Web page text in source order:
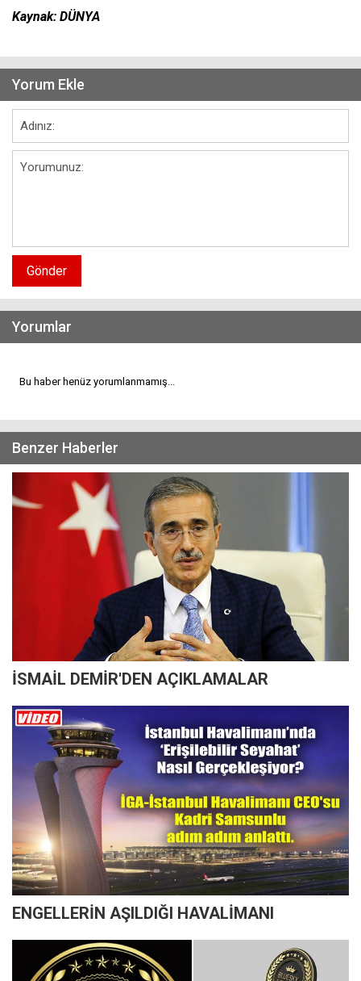
Kaynak: DÜNYA
Yorum Ekle
Gönder
Yorumlar
Bu haber henüz yorumlanmamış...
Benzer Haberler
İSMAİL DEMİR'DEN AÇIKLAMALAR
ENGELLERİN AŞILDIĞI HAVALİMANI